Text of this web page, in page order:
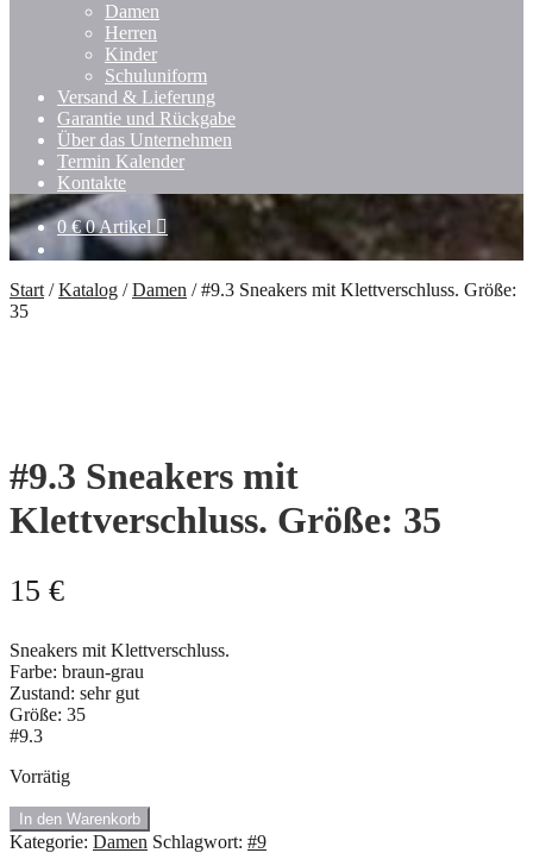
Damen
Herren
Kinder
Schuluniform
Versand & Lieferung
Garantie und Rückgabe
Über das Unternehmen
Termin Kalender
Kontakte
0 € 0 Artikel
Start /Katalog /Damen /#9.3 Sneakers mit Klettverschluss. Größe:
35
#9.3 Sneakers mit
Klettverschluss. Größe: 35
15 €
Sneakers mit Klettverschluss.
Farbe: braun-grau
Zustand: sehr gut
Größe: 35
#9.3
Vorrätig
#9.3
Sneakers
In den Warenkorb
Kategorie: Damen Schlagwort: #9